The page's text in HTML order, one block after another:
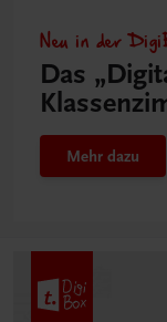
Neu in der
Das
Mehr dazu